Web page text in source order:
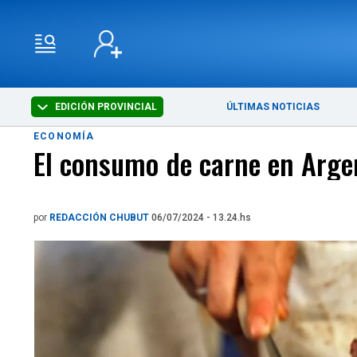
EDICIÓN PROVINCIAL ÚLTIMAS NOTICIAS
ECONOMÍA
El consumo de carne en
por REDACCIÓN CHUBUT 06/07/2024 - 13.24.hs